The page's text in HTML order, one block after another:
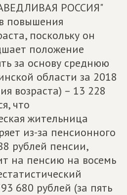
РОССИЯ"
повышения
поскольку он
положение
за основу среднюю
области за 2018
возраста) – 13 228
что
жительница
из-за пенсионного
рублей пенсии,
на пенсию на восемь
680 рублей (за пять